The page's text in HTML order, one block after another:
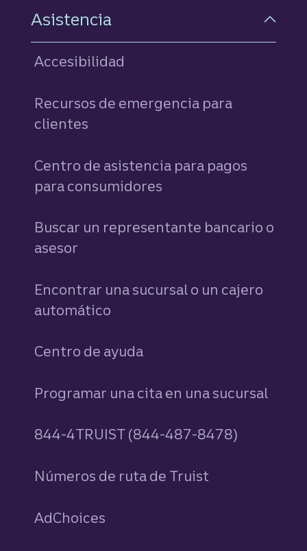
Asistencia
Accesibilidad
Recursos de emergencia para
clientes
Centro de asistencia para pagos
para consumidores
Buscar un representante bancario o
asesor
Encontrar una sucursal o un cajero
automático
Centro de ayuda
Programar una cita en una sucursal
844-4TRUIST (844-487-8478)
Números de ruta de Truist
AdChoices